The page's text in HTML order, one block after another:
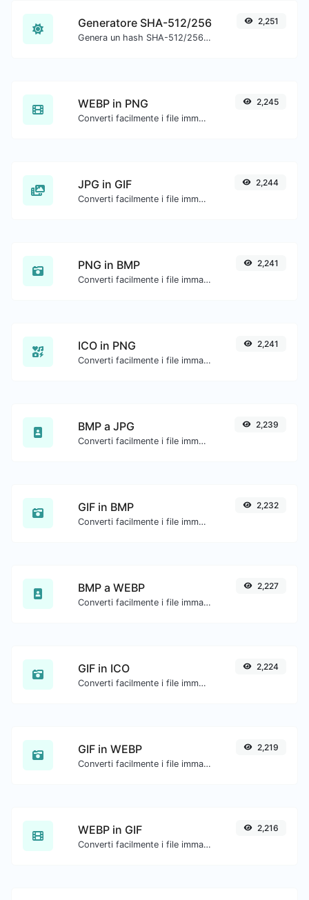
Generatore SHA-512/256
Genera un hash SHA-512/256 per qualsiasi input di stringa.
2,251
WEBP in PNG
Converti facilmente i file immagine WEBP in PNG.
2,245
JPG in GIF
Converti facilmente i file immagine JPG in GIF.
2,244
PNG in BMP
Converti facilmente i file immagine PNG in BMP.
2,241
ICO in PNG
Converti facilmente i file immagine ICO in PNG.
2,241
BMP a JPG
Converti facilmente i file immagine BMP in JPG.
2,239
GIF in BMP
Converti facilmente i file immagine GIF in BMP.
2,232
BMP a WEBP
Converti facilmente i file immagine BMP in WEBP.
2,227
GIF in ICO
Converti facilmente i file immagine GIF in ICO.
2,224
GIF in WEBP
Converti facilmente i file immagine GIF in WEBP.
2,219
WEBP in GIF
Converti facilmente i file immagine WEBP in GIF.
2,216